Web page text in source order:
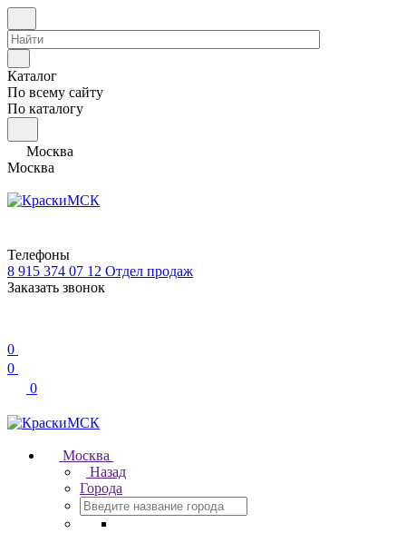
Каталог
По всему сайту
По каталогу
Москва
Москва
Телефоны
8 915 374 07 12 Отдел продаж
Заказать звонок
0
0
0
Москва
Назад
Города